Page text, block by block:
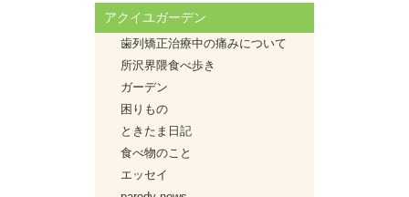
アクイユガーデン
歯列矯正治療中の痛みについて
所沢界隈食べ歩き
ガーデン
困りもの
ときたま日記
食べ物のこと
エッセイ